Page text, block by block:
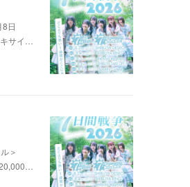
日
サイ…
＞